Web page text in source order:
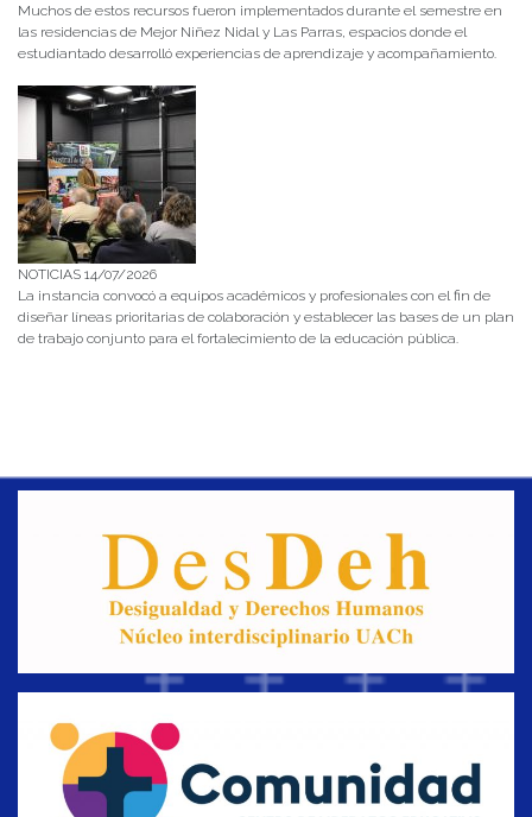
Muchos de estos recursos fueron implementados durante el semestre en
las residencias de Mejor Niñez Nidal y Las Parras, espacios donde el
estudiantado desarrolló experiencias de aprendizaje y acompañamiento.
NOTICIAS 14/07/2026
La instancia convocó a equipos académicos y profesionales con el fin de
diseñar líneas prioritarias de colaboración y establecer las bases de un plan
de trabajo conjunto para el fortalecimiento de la educación pública.